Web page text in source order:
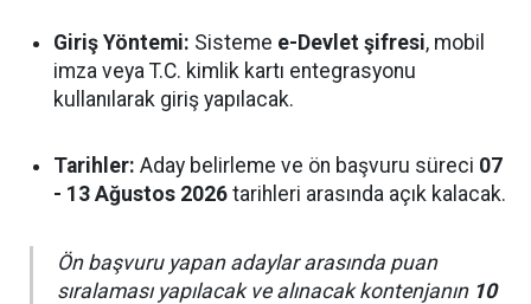
Giriş Yöntemi: Sisteme e-Devlet şifresi, mobil
imza veya T.C. kimlik kartı entegrasyonu
kullanılarak giriş yapılacak.
Tarihler: Aday belirleme ve ön başvuru süreci 07
- 13 Ağustos 2026 tarihleri arasında açık kalacak.
Ön başvuru yapan adaylar arasında puan
sıralaması yapılacak ve alınacak kontenjanın 10